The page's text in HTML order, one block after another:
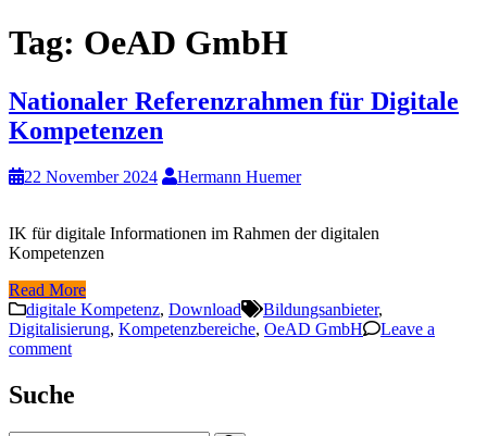
Tag: OeAD GmbH
Nationaler Referenzrahmen für Digitale
Kompetenzen
22 November 2024 Hermann Huemer
IK für digitale Informationen im Rahmen der digitalen
Kompetenzen
Read More
digitale Kompetenz, Download Bildungsanbieter,
Digitalisierung, Kompetenzbereiche, OeAD GmbH
Leave a
comment
Suche